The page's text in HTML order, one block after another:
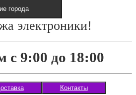
города
электроники!
9:00 до 18:00
Контакты